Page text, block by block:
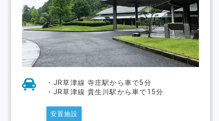
・JR草津線 寺庄駅から車で5分
・JR草津線 貴生川駅から車で15分
安置施設